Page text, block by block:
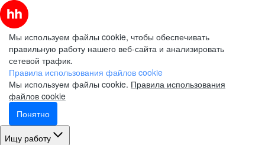
Мы используем файлы cookie, чтобы обеспечивать
правильную работу нашего веб-сайта и анализировать
сетевой трафик.
Правила использования файлов cookie
Мы используем файлы cookie. Правила использования
файлов cookie
Понятно
Ищу работу